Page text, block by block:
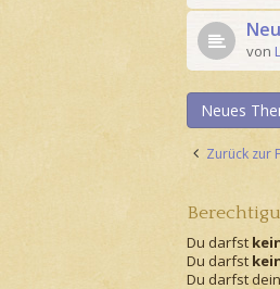
von
Neues
Zurück zur
Du darfst
Du darfst
Du darfst